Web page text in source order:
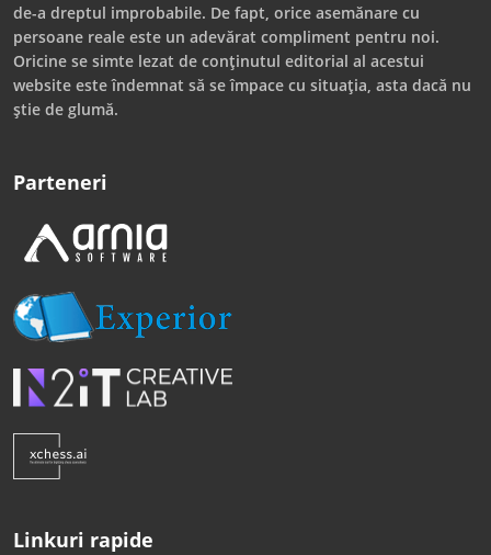
de-a dreptul improbabile. De fapt, orice asemănare cu
persoane reale este un adevărat compliment pentru noi.
Oricine se simte lezat de conținutul editorial al acestui
website este îndemnat să se împace cu situația, asta dacă nu
știe de glumă.
Parteneri
Linkuri rapide